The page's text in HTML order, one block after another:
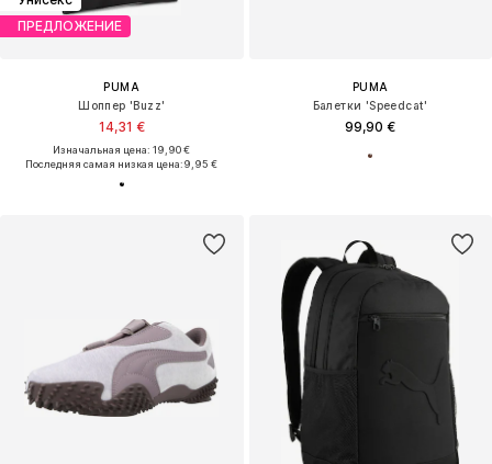
ПРЕДЛОЖЕНИЕ
PUMA
Шоппер 'Buzz'
14,31 €
Изначальная цена: 19,90 €
Последняя самая низкая цена:9,95 €
PUMA
Балетки 'Speedcat'
99,90 €